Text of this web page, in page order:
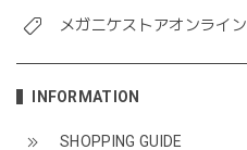
メガニケストアオンライン
INFORMATION
SHOPPING GUIDE